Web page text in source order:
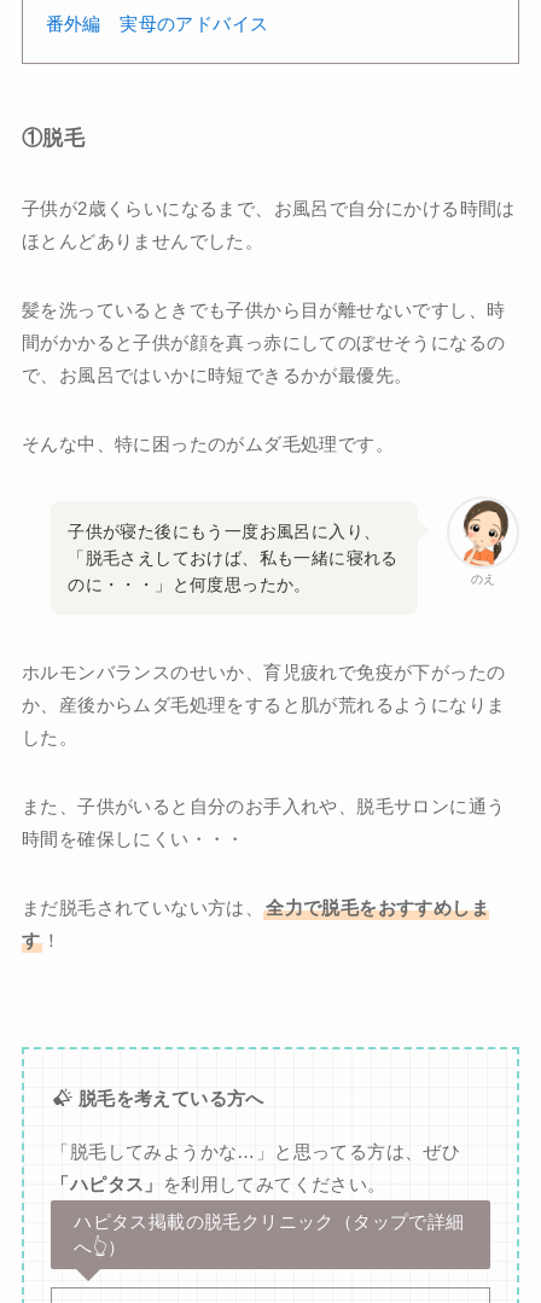
番外編 実母のアドバイス
①脱毛
子供が2歳くらいになるまで、お風呂で自分にかける時間は
ほとんどありませんでした。
髪を洗っているときでも子供から目が離せないですし、時
間がかかると子供が顔を真っ赤にしてのぼせそうになるの
で、お風呂ではいかに時短できるかが最優先。
そんな中、特に困ったのがムダ毛処理です。
のえ
子供が寝た後にもう一度お風呂に入り、
「脱毛さえしておけば、私も一緒に寝れる
のに・・・」と何度思ったか。
ホルモンバランスのせいか、育児疲れで免疫が下がったの
か、産後からムダ毛処理をすると肌が荒れるようになりま
した。
また、子供がいると自分のお手入れや、脱毛サロンに通う
時間を確保しにくい・・・
まだ脱毛されていない方は、全力で脱毛をおすすめしま
す ！
脱毛を考えている方へ
「脱毛してみようかな…」と思ってる方は、ぜひ
「ハピタス」
を利用してみてください。
ハピタス掲載の脱毛クリニック（タップで詳細
へ👆）